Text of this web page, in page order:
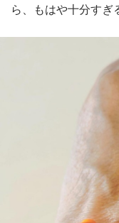
ら、もはや十分すぎ